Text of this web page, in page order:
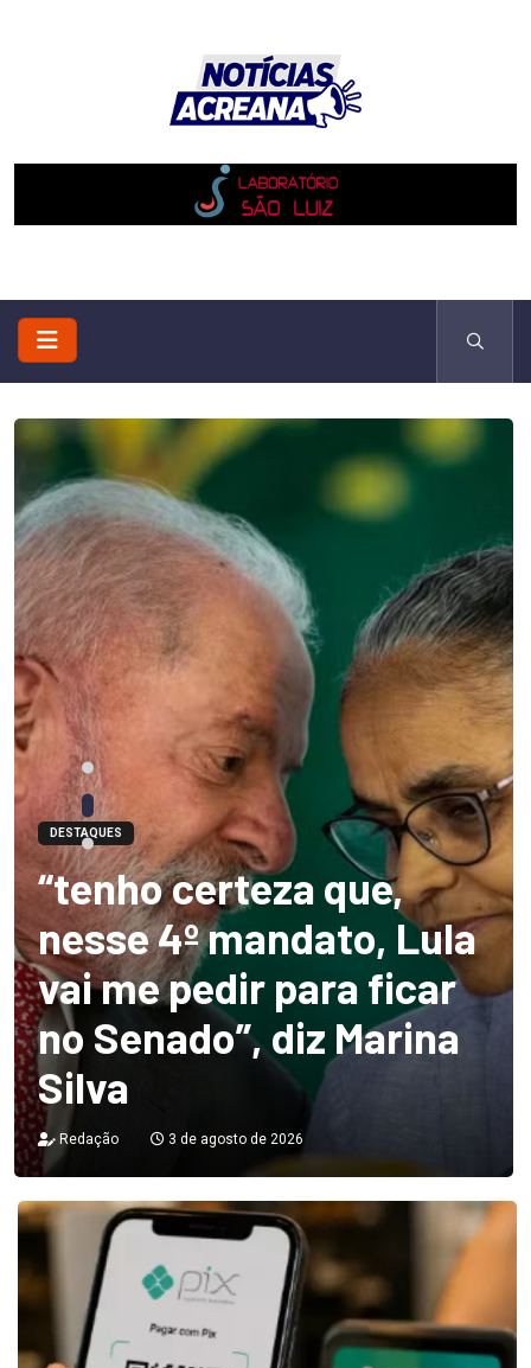
DESTAQUES
“tenho certeza que,
nesse 4º mandato, Lula
vai me pedir para ficar
no Senado”, diz Marina
Silva
Redação 3 de agosto de 2026